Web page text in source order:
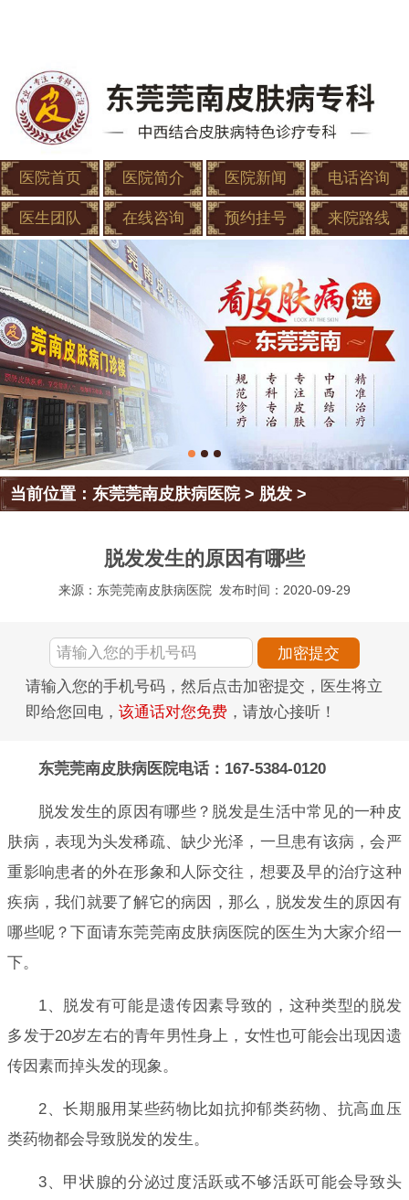
医院首页 医院简介 医院新闻 电话咨询
医生团队 在线咨询 预约挂号 来院路线
当前位置：东莞莞南皮肤病医院> 脱发 >
脱发发生的原因有哪些
来源：东莞莞南皮肤病医院 发布时间：2020-09-29
请输入您的手机号码，然后点击加密提交，医生将立
即给您回电， 该通话对您免费 ，请放心接听！
东莞莞南皮肤病医院电话：167-5384-0120
脱发发生的原因有哪些？脱发是生活中常见的一种皮
肤病，表现为头发稀疏、缺少光泽，一旦患有该病，会严
重影响患者的外在形象和人际交往，想要及早的治疗这种
疾病，我们就要了解它的病因，那么，脱发发生的原因有
哪些呢？下面请东莞莞南皮肤病医院的医生为大家介绍一
下。
1、脱发有可能是遗传因素导致的，这种类型的脱发
多发于20岁左右的青年男性身上，女性也可能会出现因遗
传因素而掉头发的现象。
2、长期服用某些药物比如抗抑郁类药物、抗高血压
类药物都会导致脱发的发生。
3、甲状腺的分泌过度活跃或不够活跃可能会导致头